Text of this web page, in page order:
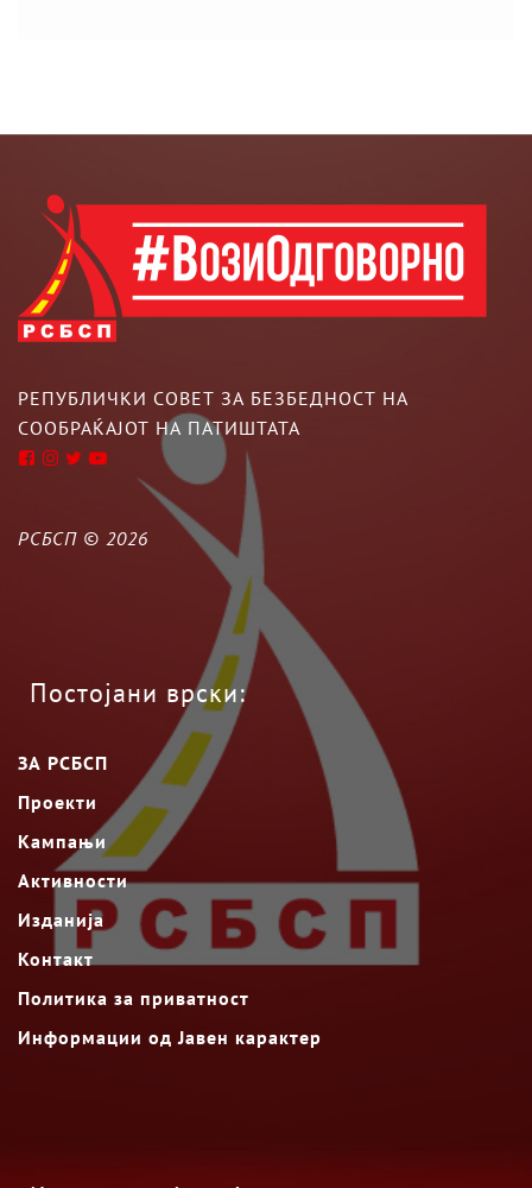
РЕПУБЛИЧКИ СОВЕТ ЗА БЕЗБЕДНОСТ НА
СООБРАЌАЈОТ НА ПАТИШТАТА
РСБСП © 2026
Постојани врски:
ЗА РСБСП
Проекти
Кампањи
Активности
Изданија
Контакт
Политика за приватност
Информации од Јавен карактер